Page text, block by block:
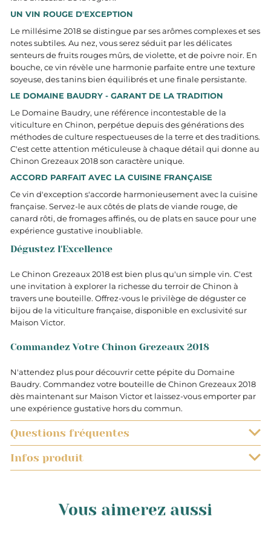
UN VIN ROUGE D'EXCEPTION
Le millésime 2018 se distingue par ses arômes complexes et ses
notes subtiles. Au nez, vous serez séduit par les délicates
senteurs de fruits rouges mûrs, de violette, et de poivre noir. En
bouche, ce vin révèle une harmonie parfaite entre une texture
soyeuse, des tanins bien équilibrés et une finale persistante.
LE DOMAINE BAUDRY - GARANT DE LA TRADITION
Le Domaine Baudry, une référence incontestable de la
viticulture en Chinon, perpétue depuis des générations des
méthodes de culture respectueuses de la terre et des traditions.
C'est cette attention méticuleuse à chaque détail qui donne au
Chinon Grezeaux 2018 son caractère unique.
ACCORD PARFAIT AVEC LA CUISINE FRANÇAISE
Ce vin d'exception s'accorde harmonieusement avec la cuisine
française. Servez-le aux côtés de plats de viande rouge, de
canard rôti, de fromages affinés, ou de plats en sauce pour une
expérience gustative inoubliable.
Dégustez l'Excellence
Le Chinon Grezeaux 2018 est bien plus qu'un simple vin. C'est
une invitation à explorer la richesse du terroir de Chinon à
travers une bouteille. Offrez-vous le privilège de déguster ce
bijou de la viticulture française, disponible en exclusivité sur
Maison Victor.
Commandez Votre Chinon Grezeaux 2018
N'attendez plus pour découvrir cette pépite du Domaine
Baudry. Commandez votre bouteille de Chinon Grezeaux 2018
dès maintenant sur Maison Victor et laissez-vous emporter par
une expérience gustative hors du commun.
Questions fréquentes
QUELS SONT LES DÉLAIS DE LIVRAISON ?
charge par Colissimo. Vous recevrez votre commande
dans un délai de 48h à compter de la date d’expédition
Lorsque vous aurez procédé au paiement de votre
Infos produit
Vous aimerez aussi